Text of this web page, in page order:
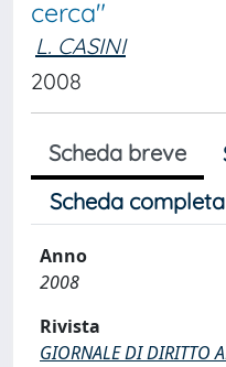
cerca"
L. CASINI
2008
Scheda breve
Scheda
Anno
2008
Rivista
GIORNALE DI DIRITTO